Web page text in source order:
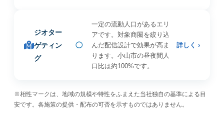
ジオター
ゲティン
グ
◯
一定の流動人口があるエリ
アです。対象商圏を絞り込
んだ配信設計で効果が高ま
ります。小山市の昼夜間人
口比は約100%です。
詳しく ›
※相性マークは、地域の規模や特性をふまえた当社独自の基準による目
安です。各施策の提供・配布の可否を示すものではありません。